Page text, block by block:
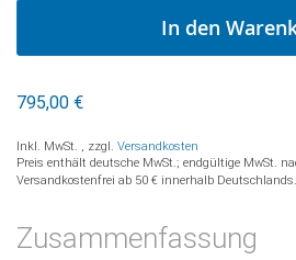
Osmosewasserhahn
In den
795,00 €
Inkl. MwSt. , zzgl. Versandkosten
Preis enthält deutsche MwSt.; endgültige MwSt.
Versandkostenfrei ab 50 € innerhalb Deutschlands.
Zusammenfassung